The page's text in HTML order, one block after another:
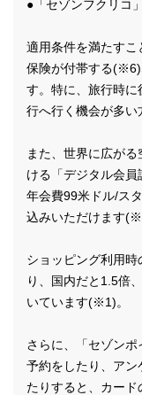
●「セゾンフクリコ
適用条件を満たす
保険が付帯する(※6)
す。特に、旅行時
行へ行く機会が多い
また、世界に広が
ける「デジタル会
年会費99米ドル/ス
込みいただけます
ショッピング利用
り、国内だと1.5倍
いています(※1)。
さらに、「セゾン
予約をしたり、アン
たりすると、カード